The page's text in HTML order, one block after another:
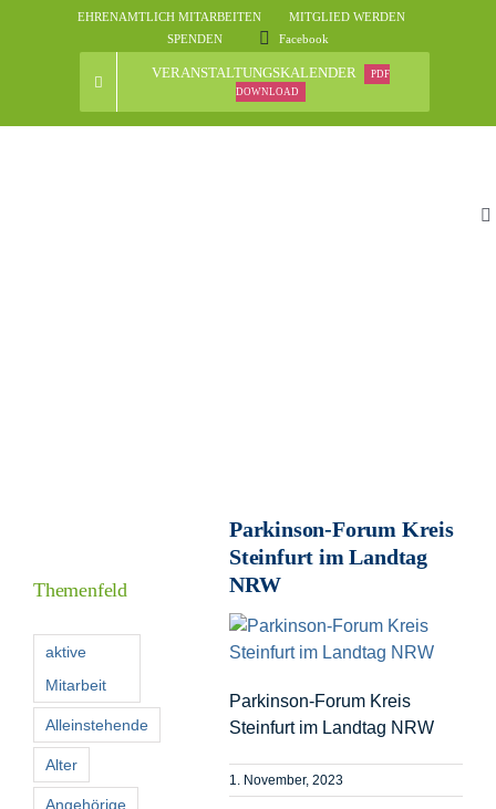
EHRENAMTLICH MITARBEITEN
MITGLIED WERDEN
SPENDEN
Facebook
VERANSTALTUNGSKALENDER
PDF
DOWNLOAD
Parkinson-Forum Kreis
Steinfurt im Landtag
NRW
Parkinson-Forum Kreis
Steinfurt im Landtag NRW
1. November, 2023
Themenfeld
aktive
Mitarbeit
Alleinstehende
Alter
Angehörige